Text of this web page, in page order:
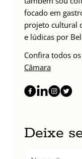
focado em
projeto cultural
e lúdicas por
Confira todos
Câmara
Deixe